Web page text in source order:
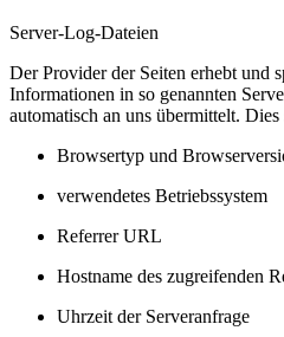
Server-Log-Dateien
Der Provider der Seiten erhebt und
Informationen in so genannten
automatisch an uns übermittelt. Dies
Browsertyp und
verwendetes Betriebssystem
Referrer URL
Hostname des zugreifenden
Uhrzeit der Serveranfrage